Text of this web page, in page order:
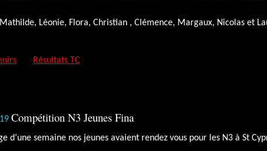
Léonie, Flora, Christian , Clémence, Margaux, Nicolas et
Résultats TC
Compétition N3 Jeunes Fina
d’une semaine nos jeunes avaient rendez vous pour les N3 à St